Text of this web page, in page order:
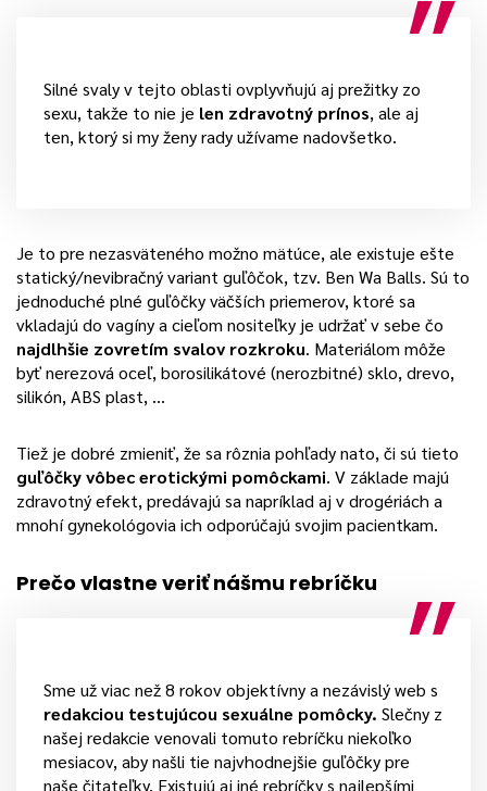
Silné svaly v tejto oblasti ovplyvňujú aj prežitky zo
sexu, takže to nie je len zdravotný prínos, ale aj
ten, ktorý si my ženy rady užívame nadovšetko.
Je to pre nezasväteného možno mätúce, ale existuje ešte
statický/nevibračný variant guľôčok, tzv. Ben Wa Balls. Sú to
jednoduché plné guľôčky väčších priemerov, ktoré sa
vkladajú do vagíny a cieľom nositeľky je udržať v sebe čo
najdlhšie zovretím svalov rozkroku. Materiálom môže
byť nerezová oceľ, borosilikátové (nerozbitné) sklo, drevo,
silikón, ABS plast, …
Tiež je dobré zmieniť, že sa rôznia pohľady nato, či sú tieto
guľôčky vôbec erotickými pomôckami. V základe majú
zdravotný efekt, predávajú sa napríklad aj v drogériách a
mnohí gynekológovia ich odporúčajú svojim pacientkam.
Prečo vlastne veriť nášmu rebríčku
Sme už viac než 8 rokov objektívny a nezávislý web s
redakciou testujúcou sexuálne pomôcky. Slečny z
našej redakcie venovali tomuto rebríčku niekoľko
mesiacov, aby našli tie najvhodnejšie guľôčky pre
naše čitateľky. Existujú aj iné rebríčky s najlepšími